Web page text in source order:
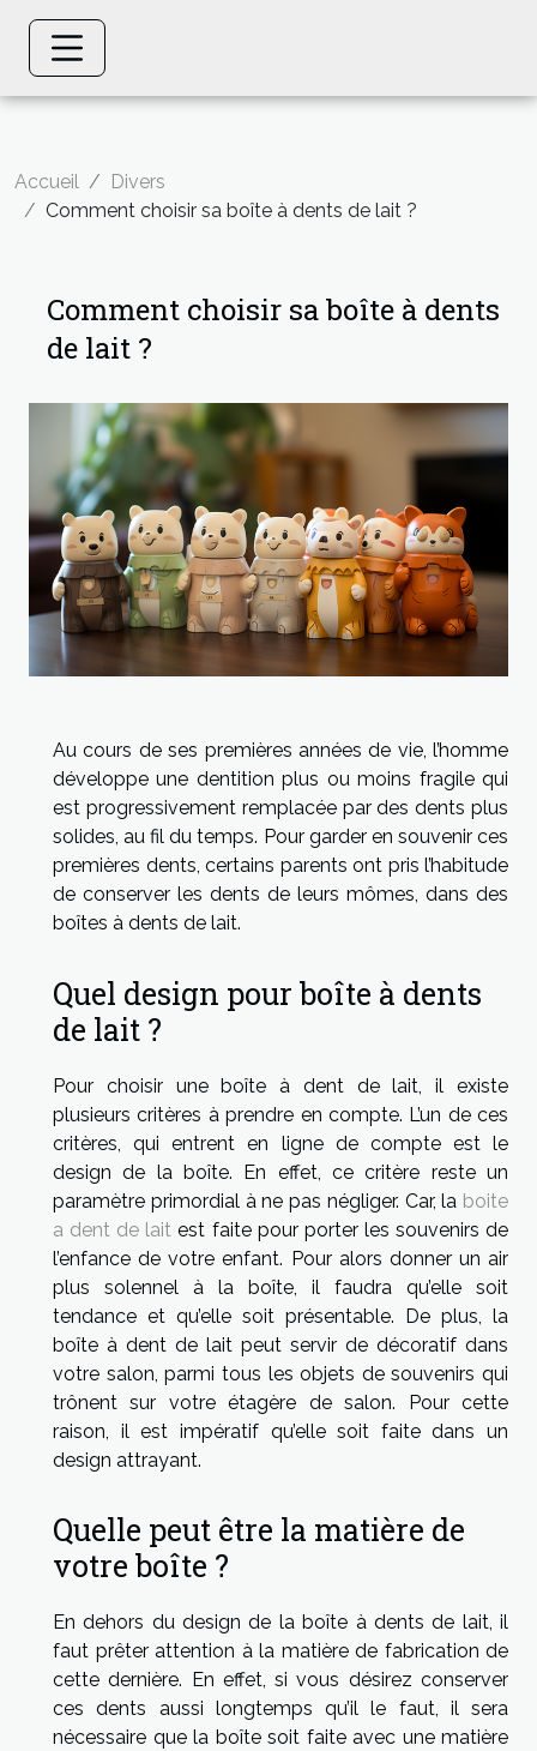
Accueil
Divers
Comment choisir sa boîte à dents de lait ?
Comment choisir sa boîte à dents
de lait ?
Au cours de ses premières années de vie, l’homme
développe une dentition plus ou moins fragile qui
est progressivement remplacée par des dents plus
solides, au fil du temps. Pour garder en souvenir ces
premières dents, certains parents ont pris l’habitude
de conserver les dents de leurs mômes, dans des
boîtes à dents de lait.
Quel design pour boîte à dents
de lait ?
Pour choisir une boîte à dent de lait, il existe
plusieurs critères à prendre en compte. L’un de ces
critères, qui entrent en ligne de compte est le
design de la boîte. En effet, ce critère reste un
paramètre primordial à ne pas négliger. Car, la boite
a dent de lait est faite pour porter les souvenirs de
l’enfance de votre enfant. Pour alors donner un air
plus solennel à la boîte, il faudra qu’elle soit
tendance et qu’elle soit présentable. De plus, la
boîte à dent de lait peut servir de décoratif dans
votre salon, parmi tous les objets de souvenirs qui
trônent sur votre étagère de salon. Pour cette
raison, il est impératif qu’elle soit faite dans un
design attrayant.
Quelle peut être la matière de
votre boîte ?
En dehors du design de la boîte à dents de lait, il
faut prêter attention à la matière de fabrication de
cette dernière. En effet, si vous désirez conserver
ces dents aussi longtemps qu’il le faut, il sera
nécessaire que la boîte soit faite avec une matière